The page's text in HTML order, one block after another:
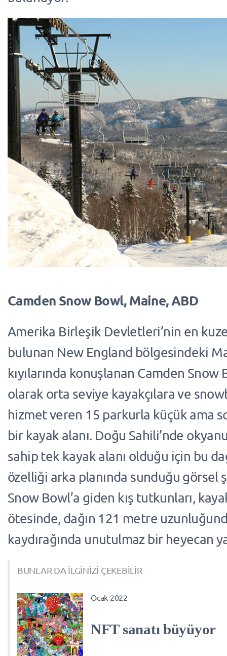
Camden Snow Bowl, Maine, ABD
Amerika Birleşik Devletleri’nin en
bulunan New England bölgesindeki
kıyılarında konuşlanan Camden Snow
olarak orta seviye kayakçılara ve
hizmet veren 15 parkurla küçük ama
bir kayak alanı. Doğu Sahili’nde
sahip tek kayak alanı olduğu için bu
özelliği arka planında sunduğu görsel
Snow Bowl’a giden kış tutkunları,
ötesinde, dağın 121 metre
kaydırağında unutulmaz bir heyecan
BUNLAR DA İLGİNİZİ ÇEKEBİLİR
Ocak 2022
NFT sanatı büyüyor